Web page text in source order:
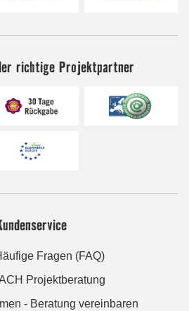
richtige Projektpartner
Fragen (FAQ)
Projektberatung
- Beratung vereinbaren